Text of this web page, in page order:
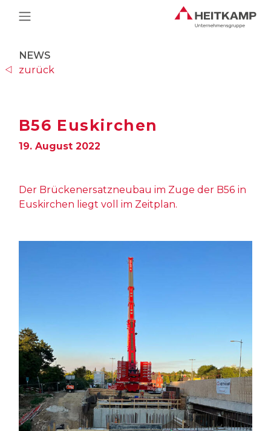
Main Navigation
NEWS
zurück
B56 Euskirchen
19. August 2022
Der Brückenersatzneubau im Zuge der B56 in
Euskirchen liegt voll im Zeitplan.